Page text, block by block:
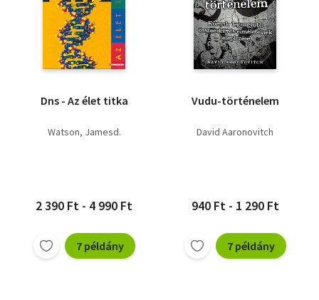
Dns - Az élet titka
Watson, Jamesd.
2 390 Ft - 4 990 Ft
7 példány
Vudu-történelem
David Aaronovitch
940 Ft - 1 290 Ft
7 példány